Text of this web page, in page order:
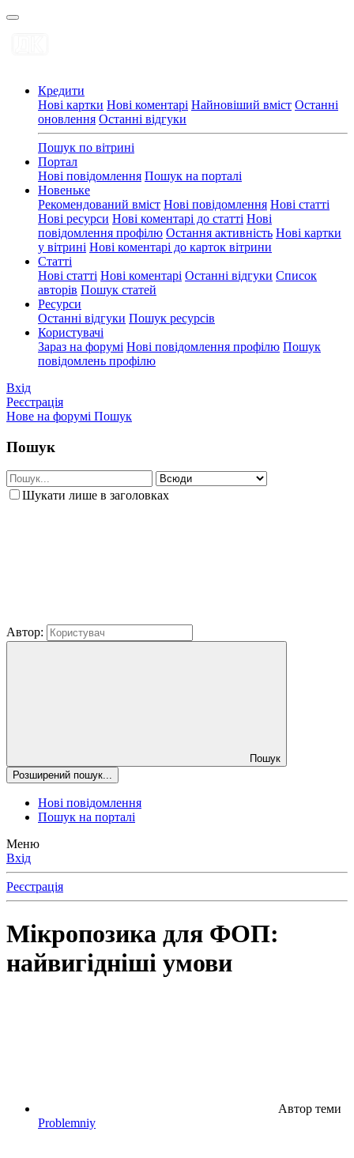
Кредити
Нові картки Нові коментарі Найновіший вміст Останні
оновлення Останні відгуки
Пошук по вітрині
Портал
Нові повідомлення Пошук на порталі
Новеньке
Рекомендований вміст Нові повідомлення Нові статті
Нові ресурси Нові коментарі до статті Нові
повідомлення профілю Остання активність Нові картки
у вітрині Нові коментарі до карток вітрини
Статті
Нові статті Нові коментарі Останні відгуки Список
авторів Пошук статей
Ресурси
Останні відгуки Пошук ресурсів
Користувачі
Зараз на форумі Нові повідомлення профілю Пошук
повідомлень профілю
Вхід
Реєстрація
Нове на форумі Пошук
Пошук
Шукати лише в заголовках
Автор:
Пошук
Розширений пошук...
Нові повідомлення
Пошук на порталі
Меню
Вхід
Реєстрація
Мікропозика для ФОП:
найвигідніші умови
Автор теми
Problemniy